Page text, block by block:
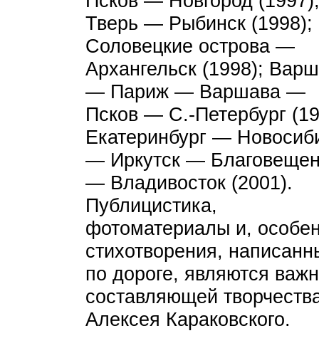
Тверь — Рыбинск (1998);
Соловецкие острова —
Архангельск (1998);
— Париж — Варшава —
Псков — С.-Петербург
Екатеринбург —
— Иркутск —
— Владивосток (2001).
Публицистика,
фотоматериалы и,
стихотворения,
по дороге, являются
составляющей
Алексея Караковского.